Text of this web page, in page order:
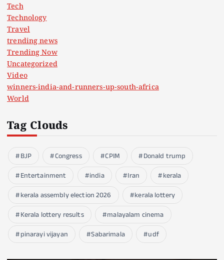
Tech
Technology
Travel
trending news
Trending Now
Uncategorized
Video
winners-india-and-runners-up-south-africa
World
Tag Clouds
BJP Congress CPIM
Donald trump
Entertainment
india Iran
kerala
kerala assembly election 2026
kerala lottery
Kerala lottery results
malayalam cinema
pinarayi vijayan
Sabarimala udf